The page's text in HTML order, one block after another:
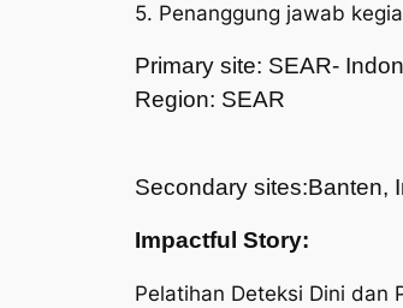
5. Penanggung jawab
Primary site: SEAR-
Region: SEAR
Secondary sites:Banten,
Impactful Story:
Pelatihan Deteksi Dini dan